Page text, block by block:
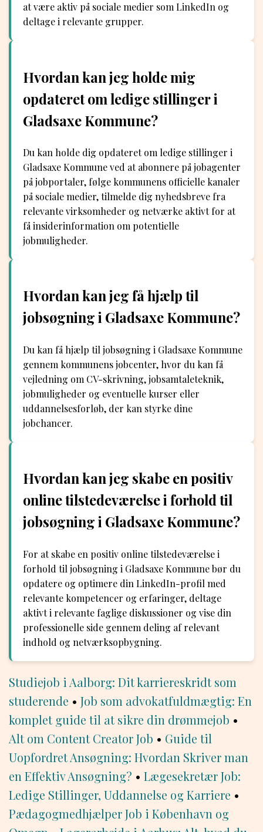
at være aktiv på sociale medier som LinkedIn og
deltage i relevante grupper.
Hvordan kan jeg holde mig
opdateret om ledige stillinger i
Gladsaxe Kommune?
Du kan holde dig opdateret om ledige stillinger i
Gladsaxe Kommune ved at abonnere på jobagenter
på jobportaler, følge kommunens officielle kanaler
på sociale medier, tilmelde dig nyhedsbreve fra
relevante virksomheder og netværke aktivt for at
få insiderinformation om potentielle
jobmuligheder.
Hvordan kan jeg få hjælp til
jobsøgning i Gladsaxe Kommune?
Du kan få hjælp til jobsøgning i Gladsaxe Kommune
gennem kommunens jobcenter, hvor du kan få
vejledning om CV-skrivning, jobsamtaleteknik,
jobmuligheder og eventuelle kurser eller
uddannelsesforløb, der kan styrke dine
jobchancer.
Hvordan kan jeg skabe en positiv
online tilstedeværelse i forhold til
jobsøgning i Gladsaxe Kommune?
For at skabe en positiv online tilstedeværelse i
forhold til jobsøgning i Gladsaxe Kommune bør du
opdatere og optimere din LinkedIn-profil med
relevante kompetencer og erfaringer, deltage
aktivt i relevante faglige diskussioner og vise din
professionelle side gennem deling af relevant
indhold og netværksopbygning.
Studiejob i Aalborg: Dit karriereskridt som
studerende • Job som advokatfuldmægtig: En
komplet guide til at sikre din drømmejob •
Alt om Content Creator Job • Guide til
Uopfordret Ansøgning: Hvordan Skriver man
en Effektiv Ansøgning? • Lægesekretær Job:
Ledige Stillinger, Uddannelse og Karriere •
Pædagogmedhjælper Job i København og